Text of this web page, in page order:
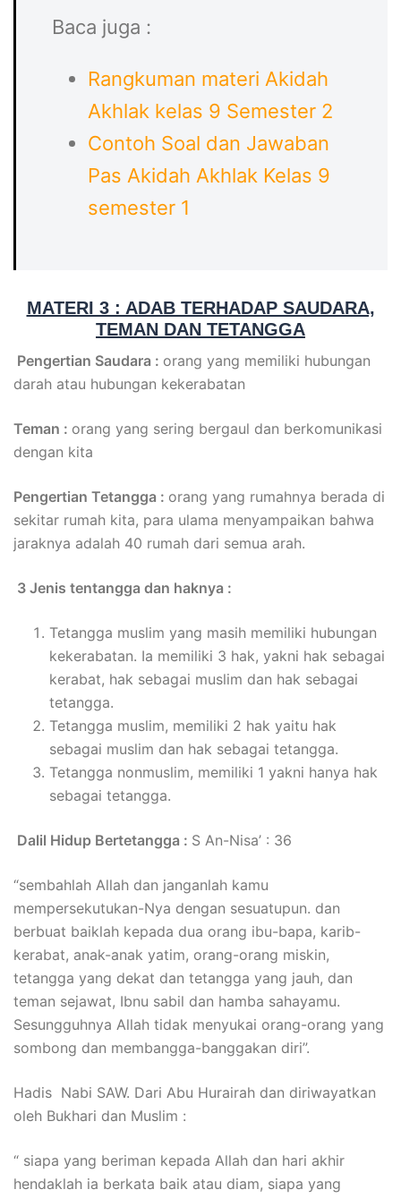
Baca juga :
Rangkuman materi Akidah
Akhlak kelas 9 Semester 2
Contoh Soal dan Jawaban
Pas Akidah Akhlak Kelas 9
semester 1
MATERI 3 : ADAB TERHADAP SAUDARA,
TEMAN DAN TETANGGA
Pengertian Saudara : orang yang memiliki hubungan
darah atau hubungan kekerabatan
Teman : orang yang sering bergaul dan berkomunikasi
dengan kita
Pengertian Tetangga : orang yang rumahnya berada di
sekitar rumah kita, para ulama menyampaikan bahwa
jaraknya adalah 40 rumah dari semua arah.
3 Jenis tentangga dan haknya :
Tetangga muslim yang masih memiliki hubungan
kekerabatan. Ia memiliki 3 hak, yakni hak sebagai
kerabat, hak sebagai muslim dan hak sebagai
tetangga.
Tetangga muslim, memiliki 2 hak yaitu hak
sebagai muslim dan hak sebagai tetangga.
Tetangga nonmuslim, memiliki 1 yakni hanya hak
sebagai tetangga.
Dalil Hidup Bertetangga : S An-Nisa’ : 36
“sembahlah Allah dan janganlah kamu
mempersekutukan-Nya dengan sesuatupun. dan
berbuat baiklah kepada dua orang ibu-bapa, karib-
kerabat, anak-anak yatim, orang-orang miskin,
tetangga yang dekat dan tetangga yang jauh, dan
teman sejawat, Ibnu sabil dan hamba sahayamu.
Sesungguhnya Allah tidak menyukai orang-orang yang
sombong dan membangga-banggakan diri”.
Hadis Nabi SAW. Dari Abu Hurairah dan diriwayatkan
oleh Bukhari dan Muslim :
“ siapa yang beriman kepada Allah dan hari akhir
hendaklah ia berkata baik atau diam, siapa yang